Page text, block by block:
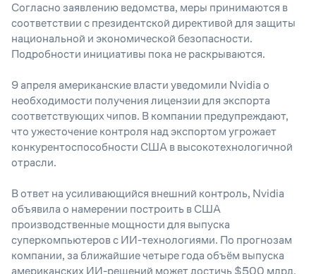
Согласно заявлению ведомства, меры принимаются в
соответствии с президентской директивой для защиты
национальной и экономической безопасности.
Подробности инициативы пока не раскрываются.
9 апреля американские власти уведомили Nvidia о
необходимости получения лицензии для экспорта
соответствующих чипов. В компании предупреждают,
что ужесточение контроля над экспортом угрожает
конкурентоспособности США в высокотехнологичной
отрасли.
В ответ на усиливающийся внешний контроль, Nvidia
объявила о намерении построить в США
производственные мощности для выпуска
суперкомпьютеров с ИИ-технологиями. По прогнозам
компании, за ближайшие четыре года объём выпуска
американских ИИ-решений может достичь $500 млрд.